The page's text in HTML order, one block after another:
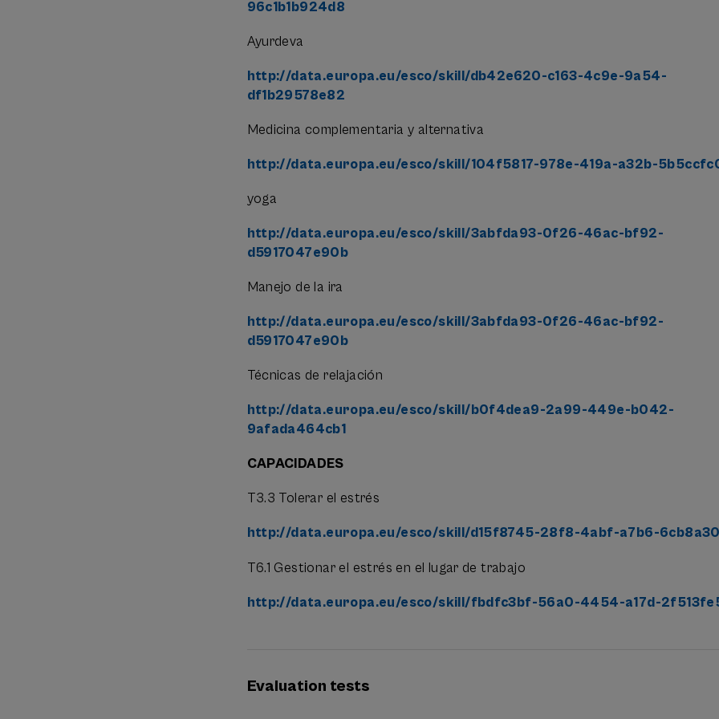
responsabilidad/presión.
Edad requerida:entre 25 y 64 años (durante el periodo de la actividad)
(Salud, Educación, Directivos).
Vinculación del Puesto: Profesionales con atención directa al público o
crisis.
Orden de Inscripción: Una vez validados los puntos anteriores.
96c1b1b924d8
Ayurdeva
http://data.europa.eu/esco/skill/db42e620-c163-4c9e-9a54-
df1b29578e82
Medicina complementaria y alternativa
http://data.europa.eu/esco/skill/104f5817-978e-419a-a32b-
yoga
http://data.europa.eu/esco/skill/3abfda93-0f26-46ac-bf92-
d5917047e90b
Manejo de la ira
http://data.europa.eu/esco/skill/3abfda93-0f26-46ac-bf92-
d5917047e90b
Técnicas de relajación
http://data.europa.eu/esco/skill/b0f4dea9-2a99-449e-b042-
9afada464cb1
CAPACIDADES
T3.3 Tolerar el estrés
http://data.europa.eu/esco/skill/d15f8745-28f8-4abf-a7b6-
T6.1 Gestionar el estrés en el lugar de trabajo
http://data.europa.eu/esco/skill/fbdfc3bf-56a0-4454-a17d-
Evaluation tests